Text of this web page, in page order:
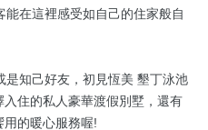
在這裡感受如自己的住家般自
知己好友，初見恆美 墾丁泳池
住的私人豪華渡假別墅，還有
的暖心服務喔!